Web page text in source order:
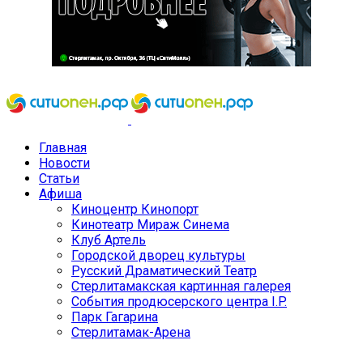
Главная
Новости
Статьи
Афиша
Киноцентр Кинопорт
Кинотеатр Мираж Синема
Клуб Артель
Городской дворец культуры
Русский Драматический Театр
Стерлитамакская картинная галерея
События продюсерского центра I.P.
Парк Гагарина
Стерлитамак-Арена